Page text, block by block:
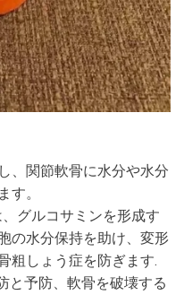
、関節軟骨に水分や水分
す。
グルコサミンを形成す
の水分保持を助け、変形
粗しょう症を防ぎます.
と予防、軟骨を破壊する